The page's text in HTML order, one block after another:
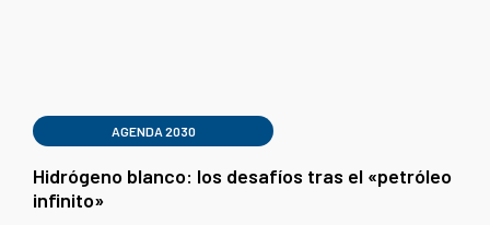
AGENDA 2030
Hidrógeno blanco: los desafíos tras el «petróleo
infinito»